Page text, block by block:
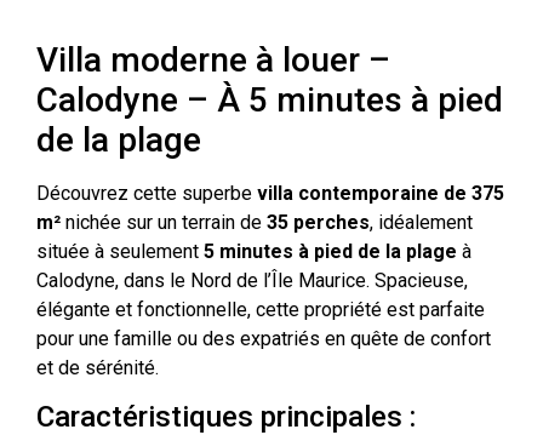
Villa moderne à louer –
Calodyne – À 5 minutes à pied
de la plage
Découvrez cette superbe villa contemporaine de 375
m² nichée sur un terrain de 35 perches, idéalement
située à seulement 5 minutes à pied de la plage à
Calodyne, dans le Nord de l’Île Maurice. Spacieuse,
élégante et fonctionnelle, cette propriété est parfaite
pour une famille ou des expatriés en quête de confort
et de sérénité.
Caractéristiques principales :